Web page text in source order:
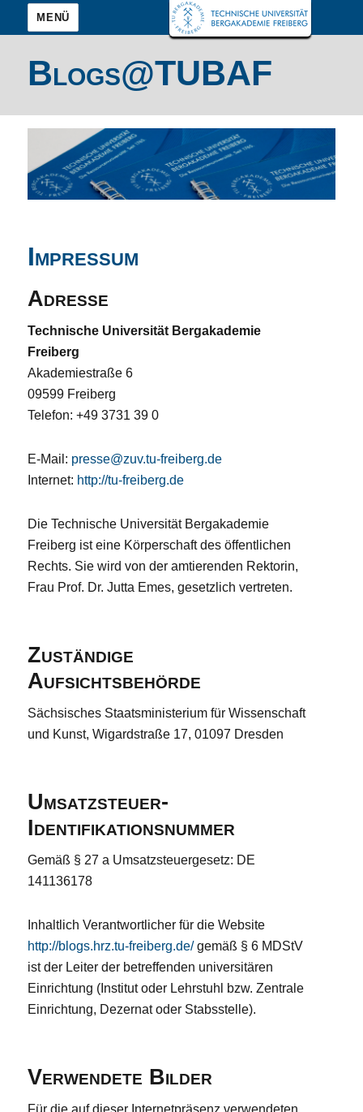
MENÜ
Blogs@TUBAF
Impressum
Adresse
Technische Universität Bergakademie
Freiberg
Akademiestraße 6
09599 Freiberg
Telefon: +49 3731 39 0
E-Mail: presse@zuv.tu-freiberg.de
Internet: http://tu-freiberg.de
Die Technische Universität Bergakademie
Freiberg ist eine Körperschaft des öffentlichen
Rechts. Sie wird von der amtierenden Rektorin,
Frau Prof. Dr. Jutta Emes, gesetzlich vertreten.
Zuständige
Aufsichtsbehörde
Sächsisches Staatsministerium für Wissenschaft
und Kunst, Wigardstraße 17, 01097 Dresden
Umsatzsteuer-
Identifikationsnummer
Gemäß § 27 a Umsatzsteuergesetz: DE
141136178
Inhaltlich Verantwortlicher für die Website
http://blogs.hrz.tu-freiberg.de/gemäß § 6 MDStV
ist der Leiter der betreffenden universitären
Einrichtung (Institut oder Lehrstuhl bzw. Zentrale
Einrichtung, Dezernat oder Stabsstelle).
Verwendete Bilder
Für die auf dieser Internetpräsenz verwendeten